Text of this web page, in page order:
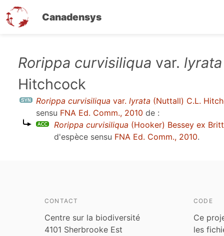
Canadensys
contenu
Rorippa curvisiliqua var. lyrata
Hitchcock
Rorippa curvisiliqua var. lyrata (Nuttall) C.L.
sensu FNA Ed. Comm., 2010 de :
Rorippa curvisiliqua (Hooker) Bessey ex
d'espèce sensu FNA Ed. Comm., 2010.
CONTACT
Centre sur la biodiversité
4101 Sherbrooke Est
CODE
Ce
les